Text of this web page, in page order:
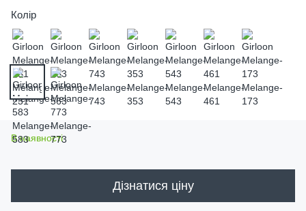
Колір
В наявності
Дізнатися ціну